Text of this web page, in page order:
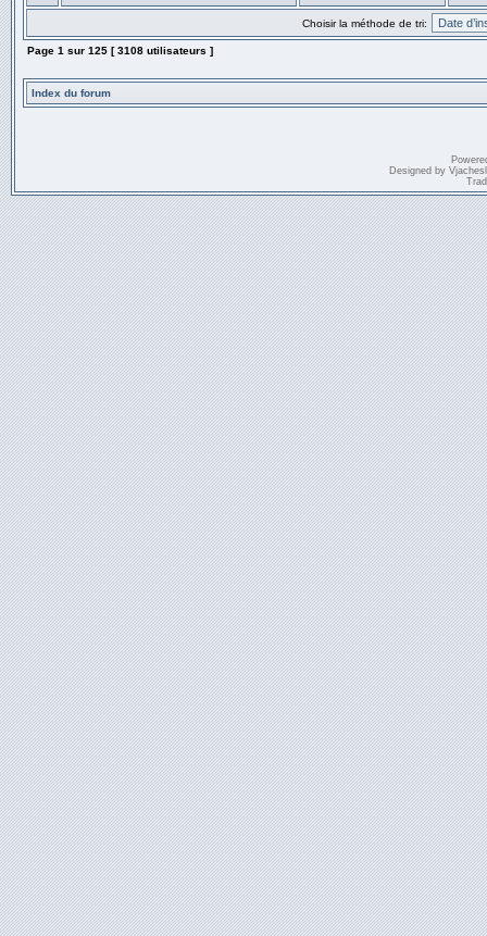
Choisir la méthode de tri:
Page 1 sur 125 [ 3108 utilisateurs ]
Index du forum
Designed by